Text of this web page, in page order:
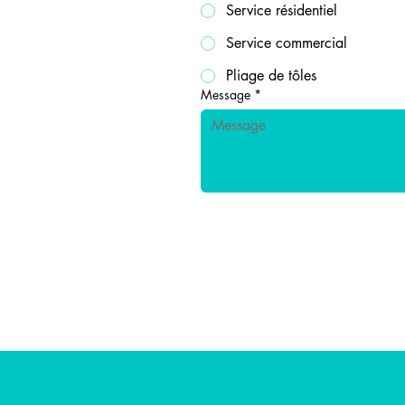
Service résidentiel
Service commercial
Pliage de tôles
Message *